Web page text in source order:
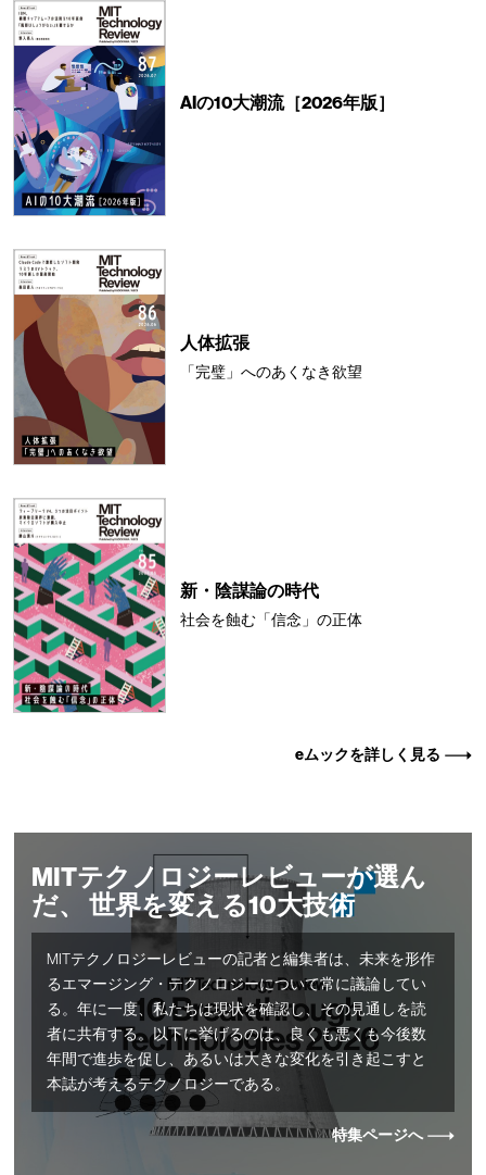
AIの10大潮流［2026年版］
人体拡張
「完璧」へのあくなき欲望
新・陰謀論の時代
社会を蝕む「信念」の正体
eムックを詳しく見る
MITテクノロジーレビューが選ん
だ、 世界を変える10大技術
MITテクノロジーレビューの記者と編集者は、未来を形作
るエマージング・テクノロジーについて常に議論してい
る。年に一度、私たちは現状を確認し、その見通しを読
者に共有する。以下に挙げるのは、良くも悪くも今後数
年間で進歩を促し、あるいは大きな変化を引き起こすと
本誌が考えるテクノロジーである。
特集ページへ